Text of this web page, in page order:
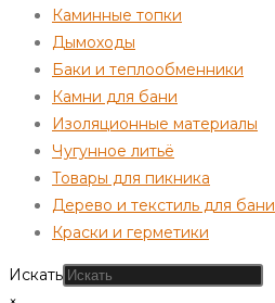
Каминные топки
Дымоходы
Баки и теплообменники
Камни для бани
Изоляционные материалы
Чугунное литьё
Товары для пикника
Дерево и текстиль для бани
Краски и герметики
Искать